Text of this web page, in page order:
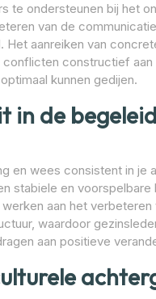
te ondersteunen bij het
van de
aanreiken van
constructief
kunnen gedijen.
in de
en wees consistent in je
stabiele en
aan het verbeteren
waardoor
aan positieve